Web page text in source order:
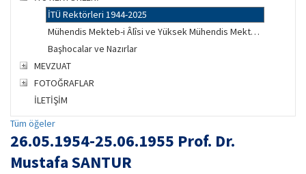
İTÜ Rektörleri 1944-2025
Mühendis Mekteb-i Âlîsi ve Yüksek Mühendis Mektebi Müdürleri 1910-1944
Başhocalar ve Nazırlar
MEVZUAT
FOTOĞRAFLAR
İLETİŞİM
Tüm öğeler
26.05.1954-25.06.1955 Prof. Dr.
Mustafa SANTUR